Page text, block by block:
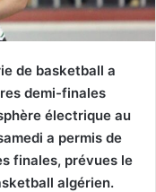
de basketball a
demi-finales
électrique au
a permis de
finales, prévues le
algérien.